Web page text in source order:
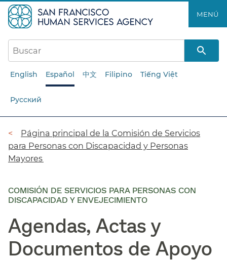
al
contenido
principal​​
MENÚ​​
English Español 中文 Filipino Tiếng Việt
Русский
Ruta
de
navegación​​
Página principal de la Comisión de Servicios
para Personas con Discapacidad y Personas
Mayores​​
COMISIÓN DE SERVICIOS PARA PERSONAS CON
DISCAPACIDAD Y ENVEJECIMIENTO
Agendas, Actas y
Documentos de Apoyo​​